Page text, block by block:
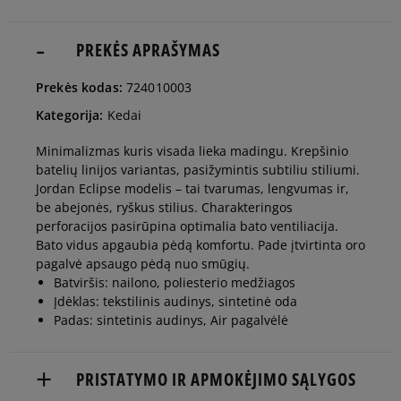
42 26,5 cm
43 27,5 cm Pranešti man
44 28 cm Pranešti man
44,5 28,5 cm
45 29 cm Pranešti man
45,5 29,5 cm Pranešti man
PREKĖS APRAŠYMAS
Prekės kodas: 724010003
Kategorija: Kedai
Minimalizmas kuris visada lieka madingu. Krepšinio
batelių linijos variantas, pasižymintis subtiliu stiliumi.
Jordan Eclipse modelis – tai tvarumas, lengvumas ir,
be abejonės, ryškus stilius. Charakteringos
perforacijos pasirūpina optimalia bato ventiliacija.
Bato vidus apgaubia pėdą komfortu. Pade įtvirtinta oro
pagalvė apsaugo pėdą nuo smūgių.
Batviršis: nailono, poliesterio medžiagos
Įdėklas: tekstilinis audinys, sintetinė oda
Padas: sintetinis audinys, Air pagalvėlė
PRISTATYMO IR APMOKĖJIMO SĄLYGOS